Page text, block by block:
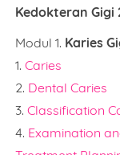
Kedokteran Gigi
Modul 1. Karies
1.Caries
2. Dental Caries
3.Classification
4. Examination